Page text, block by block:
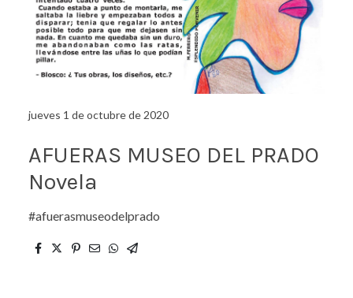
jueves 1 de octubre de 2020
AFUERAS MUSEO DEL PRADO
Novela
#afuerasmuseodelprado